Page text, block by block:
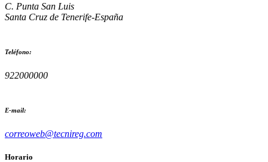
C. Punta San Luis
Santa Cruz de Tenerife-España
Teléfono:
922000000
E-mail:
correoweb@tecnireg.com
Horario